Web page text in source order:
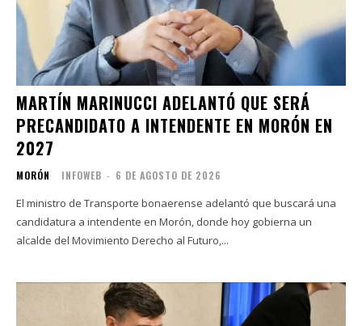
MARTÍN MARINUCCI ADELANTÓ QUE SERÁ
PRECANDIDATO A INTENDENTE EN MORÓN EN
2027
MORÓN INFOWEB - 6 DE AGOSTO DE 2026
El ministro de Transporte bonaerense adelantó que buscará una
candidatura a intendente en Morón, donde hoy gobierna un
alcalde del Movimiento Derecho al Futuro,...